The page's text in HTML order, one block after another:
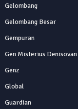
Gelombang
Gelombang Besar
Gempuran
Gen Misterius Denisovan
Genz
Global
Guardian